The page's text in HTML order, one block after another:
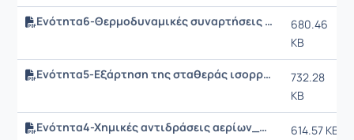
Ενότητα6-Θερμοδυναμικές συναρτήσεις χημικών αντιδράσεων.pdf
680.46
KB
Ενότητα5-Εξάρτηση της σταθεράς ισορροπίας από τη θερμοκρασία.pdf
732.28
KB
Ενότητα4-Χημικές αντιδράσεις αερίων_Σταθερά Χημικής Ισορροπίας_Πρότυπη Ελεύθερη Ενέργεια.pdf 614.57 KB